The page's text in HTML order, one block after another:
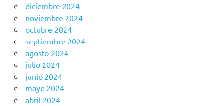
diciembre 2024
noviembre 2024
octubre 2024
septiembre 2024
agosto 2024
julio 2024
junio 2024
mayo 2024
abril 2024